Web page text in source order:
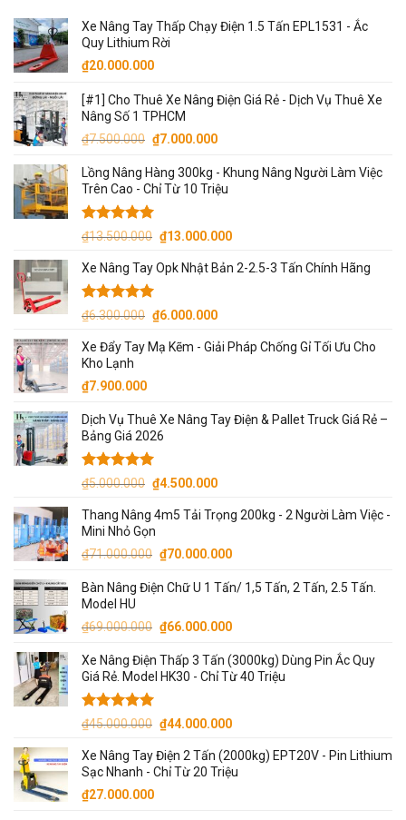
Xe Nâng Tay Thấp Chạy Điện 1.5 Tấn EPL1531 - Ắc
Quy Lithium Rời
₫20.000.000
[#1] Cho Thuê Xe Nâng Điện Giá Rẻ - Dịch Vụ Thuê Xe
Nâng Số 1 TPHCM
₫7.500.000 Giá
là:
₫7.500.000.
₫7.000.000Giá
tại
là:
Lồng Nâng Hàng 300kg - Khung Nâng Người Làm Việc
Trên Cao - Chỉ Từ 10 Triệu
Được xếp
5 sao
₫13.500.000 Giá
là:
₫13.000.000Giá
tại
Xe Nâng Tay Opk Nhật Bản 2-2.5-3 Tấn Chính Hãng
Được xếp
5 sao
₫6.300.000 Giá
là:
₫6.000.000Giá
tại
Xe Đẩy Tay Mạ Kẽm - Giải Pháp Chống Gỉ Tối Ưu Cho
Kho Lạnh
₫7.900.000
Dịch Vụ Thuê Xe Nâng Tay Điện & Pallet Truck Giá Rẻ –
Bảng Giá 2026
Được xếp
5 sao
₫5.000.000 Giá
là:
₫5.000.000.
₫4.500.000Giá
tại
₫4.500.000.
Thang Nâng 4m5 Tải Trọng 200kg - 2 Người Làm Việc -
Mini Nhỏ Gọn
₫71.000.000 Giá
là:
₫70.000.000Giá
tại
₫70.000.000.
Bàn Nâng Điện Chữ U 1 Tấn/ 1,5 Tấn, 2 Tấn, 2.5 Tấn.
Model HU
₫69.000.000 Giá
là:
₫69.000.000.
₫66.000.000Giá
tại
là:
Xe Nâng Điện Thấp 3 Tấn (3000kg) Dùng Pin Ắc Quy
Giá Rẻ. Model HK30 - Chỉ Từ 40 Triệu
Được xếp
5 sao
₫45.000.000 Giá
là:
₫45.000.000.
₫44.000.000Giá
tại
là:
Xe Nâng Tay Điện 2 Tấn (2000kg) EPT20V - Pin Lithium
Sạc Nhanh - Chỉ Từ 20 Triệu
₫27.000.000